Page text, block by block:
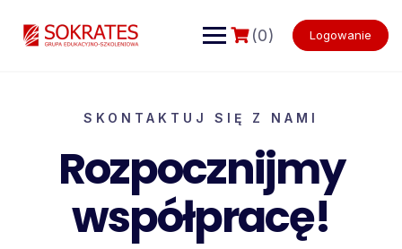
(0) Logowanie
SKONTAKTUJ SIĘ Z NAMI
Rozpocznijmy
współpracę!